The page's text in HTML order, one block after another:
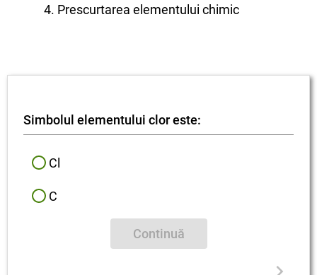
4. Prescurtarea elementului chimic
Simbolul elementului clor este:
Cl
C
Continuă